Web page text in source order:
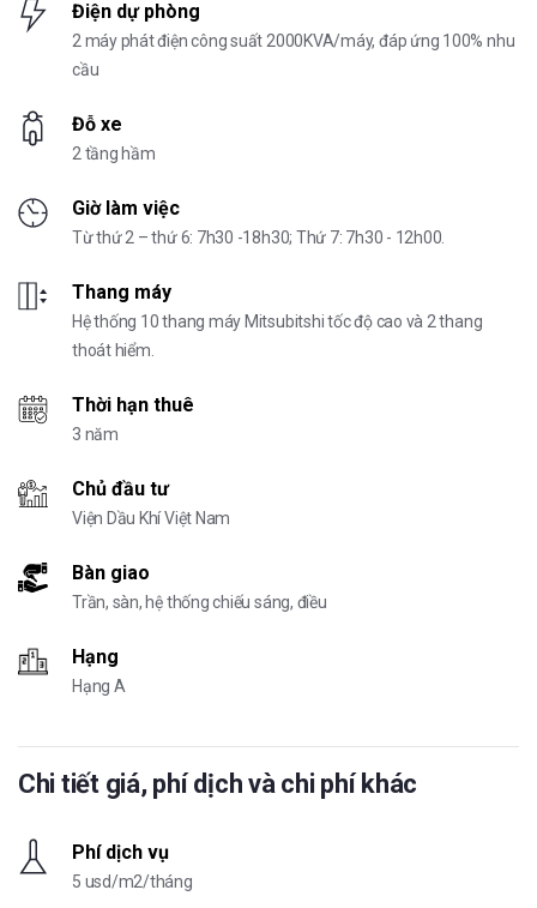
Điện dự phòng
2 máy phát điện công suất 2000KVA/máy, đáp ứng 100% nhu
cầu
Đỗ xe
2 tầng hầm
Giờ làm việc
Từ thứ 2 – thứ 6: 7h30 -18h30; Thứ 7: 7h30 - 12h00.
Thang máy
Hệ thống 10 thang máy Mitsubitshi tốc độ cao và 2 thang
thoát hiểm.
Thời hạn thuê
3 năm
Chủ đầu tư
Viện Dầu Khí Việt Nam
Bàn giao
Trần, sàn, hệ thống chiếu sáng, điều
Hạng
Hạng A
Chi tiết giá, phí dịch và chi phí khác
Phí dịch vụ
5 usd/m2/tháng